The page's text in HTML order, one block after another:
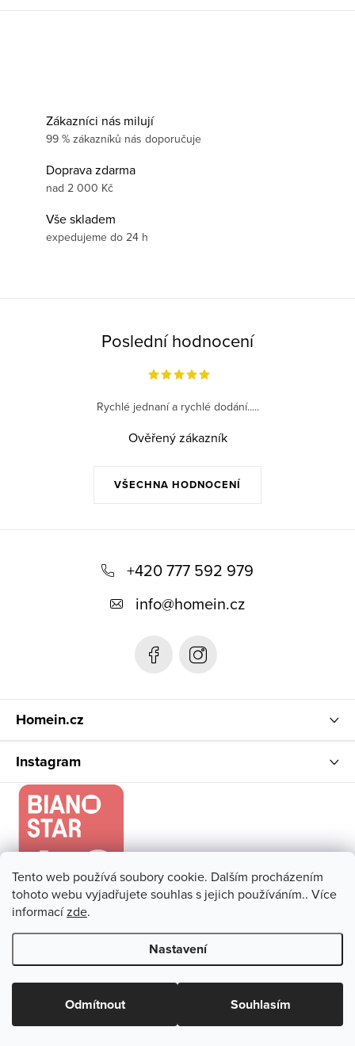
Tento web používá soubory cookie. Dalším procházením
tohoto webu vyjadřujete souhlas s jejich používáním.. Více
informacízde.
Nastavení
Odmítnout Souhlasím
Zákazníci nás milují
99 % zákazníků nás doporučuje
Doprava zdarma
nad 2 000 Kč
Vše skladem
expedujeme do 24 h
Poslední hodnocení
VŠECHNA HODNOCENÍ
Rychlé jednaní a rychlé dodání.....
Ověřený zákazník
+420 777 592 979
info@homein.cz
Homein.cz
Instagram
Copyright 2026Homein.cz. Všechna práva vyhrazena.Upravit
nastavení cookies